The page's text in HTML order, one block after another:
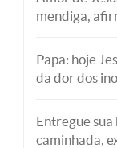
mendiga,
Papa: hoje
da dor dos
Entregue sua
caminhada,